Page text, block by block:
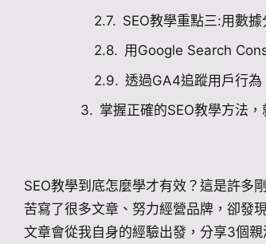
SEO教學重點三:用數
用Google Search
透過GA4追蹤用戶行
掌握正確的SEO教學方法
SEO教學到底怎麼學才有效？這是許多
苦寫了很多文章、努力經營品牌，卻發
文章會從我自身的經驗出發，分享3個